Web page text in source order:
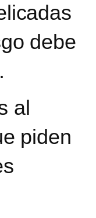
debe
al
piden